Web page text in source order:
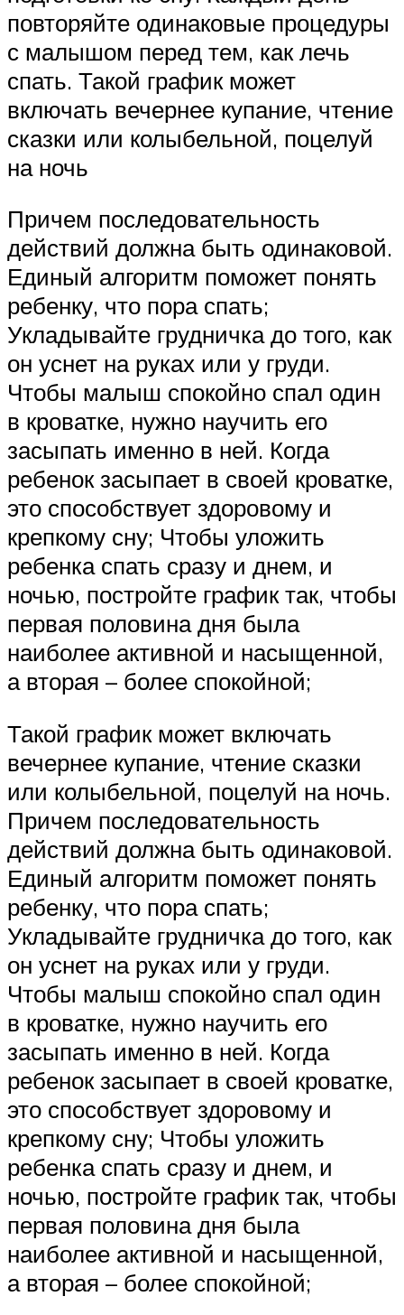
повторяйте одинаковые процедуры
с малышом перед тем, как лечь
спать. Такой график может
включать вечернее купание, чтение
сказки или колыбельной, поцелуй
на ночь
Причем последовательность
действий должна быть одинаковой.
Единый алгоритм поможет понять
ребенку, что пора спать;
Укладывайте грудничка до того, как
он уснет на руках или у груди.
Чтобы малыш спокойно спал один
в кроватке, нужно научить его
засыпать именно в ней. Когда
ребенок засыпает в своей кроватке,
это способствует здоровому и
крепкому сну; Чтобы уложить
ребенка спать сразу и днем, и
ночью, постройте график так, чтобы
первая половина дня была
наиболее активной и насыщенной,
а вторая – более спокойной;
Такой график может включать
вечернее купание, чтение сказки
или колыбельной, поцелуй на ночь.
Причем последовательность
действий должна быть одинаковой.
Единый алгоритм поможет понять
ребенку, что пора спать;
Укладывайте грудничка до того, как
он уснет на руках или у груди.
Чтобы малыш спокойно спал один
в кроватке, нужно научить его
засыпать именно в ней. Когда
ребенок засыпает в своей кроватке,
это способствует здоровому и
крепкому сну; Чтобы уложить
ребенка спать сразу и днем, и
ночью, постройте график так, чтобы
первая половина дня была
наиболее активной и насыщенной,
а вторая – более спокойной;